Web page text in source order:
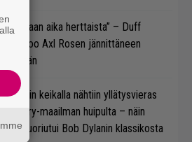
aika herttaista” – Duff
kertoo Axl Rosen jännittäneen
pestiään
Rosesin keikalla nähtiin yllätysvieras
country-maailman huipulta – näin
suoriutui Bob Dylanin klassikosta